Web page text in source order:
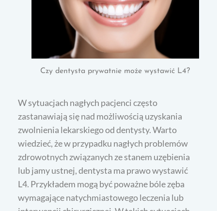
Czy dentysta prywatnie może wystawić L4?
W sytuacjach nagłych pacjenci często
zastanawiają się nad możliwością uzyskania
zwolnienia lekarskiego od dentysty. Warto
wiedzieć, że w przypadku nagłych problemów
zdrowotnych związanych ze stanem uzębienia
lub jamy ustnej, dentysta ma prawo wystawić
L4. Przykładem mogą być poważne bóle zęba
wymagające natychmiastowego leczenia lub